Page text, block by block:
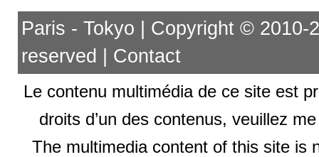
Paris - Tokyo | Copyright ©
reserved | Contact
Le contenu multimédia de ce site est
droits d’un des contenus, veuillez
The multimedia content of this site is